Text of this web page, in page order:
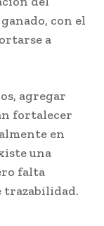
con el
a
agregar
fortalecer
en
una
falta
trazabilidad.